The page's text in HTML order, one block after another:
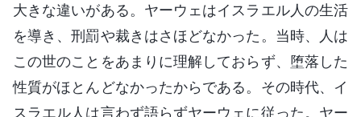
大きな違いがある。ヤーウェはイスラエル人の生活
を導き、刑罰や裁きはさほどなかった。当時、人は
この世のことをあまりに理解しておらず、堕落した
性質がほとんどなかったからである。その時代、イ
スラエル人は言わず語らずヤーウェに従った。ヤー